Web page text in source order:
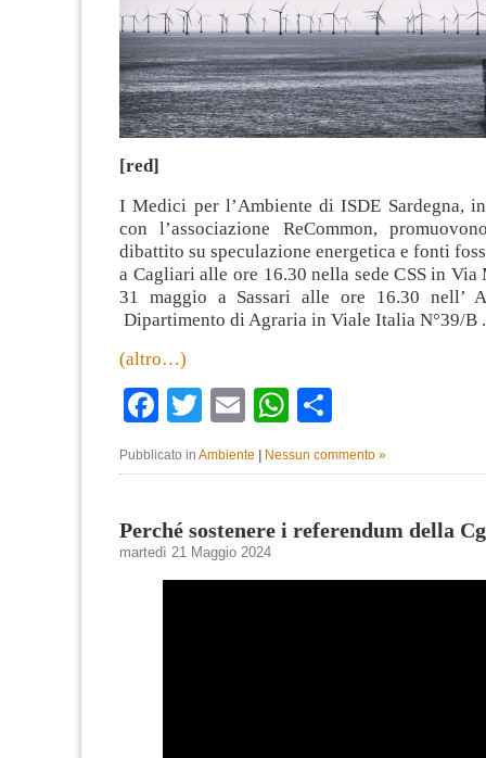
[red]
I Medici per l’Ambiente di ISDE Sardegna,
con l’associazione ReCommon,
dibattito su speculazione energetica e fonti
a Cagliari alle ore 16.30 nella sede CSS in
31 maggio a Sassari alle ore 16.30 nell’
Dipartimento di Agraria in Viale Italia N°39/B .
(altro…)
Facebook
TwitterEmailWhatsApp
Pubblicato in Ambiente Nessun commento »
Perché sostenere i referendum della
martedì 21 Maggio 2024